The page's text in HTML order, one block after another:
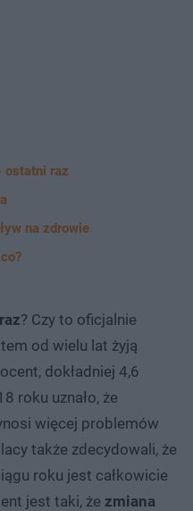
ostatni raz
na zdrowie
? Czy to oficjalnie
od wielu lat żyją
dokładniej 4,6
roku uznało, że
więcej problemów
także zdecydowali, że
roku jest całkowicie
jest taki, że zmiana